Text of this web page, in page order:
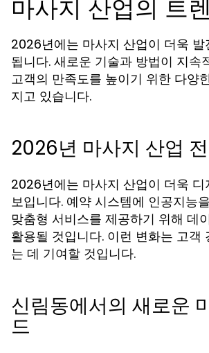
마사지 산업의 트
2026년에는 마사지 산업이 더욱
됩니다. 새로운 기술과 방법이 지속
고객의 만족도를 높이기 위한 다양
지고 있습니다.
2026년 마사지 산업
2026년에는 마사지 산업이 더욱 디
보입니다. 예약 시스템에 인공지능
맞춤형 서비스를 제공하기 위해 데
활용될 것입니다. 이런 변화는 고객
는 데 기여할 것입니다.
신림동에서의 새로운
드